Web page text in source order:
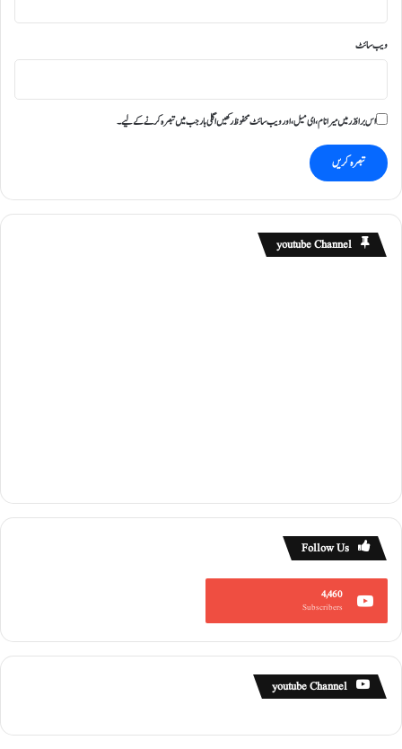
ویب‌ سائٹ
اس براؤزر میں میرا نام، ای میل، اور ویب سائٹ محفوظ رکھیں اگلی بار جب میں تبصرہ کرنے کےلیے۔
youtube Channel
Follow Us
4,460
Subscribers
youtube Channel